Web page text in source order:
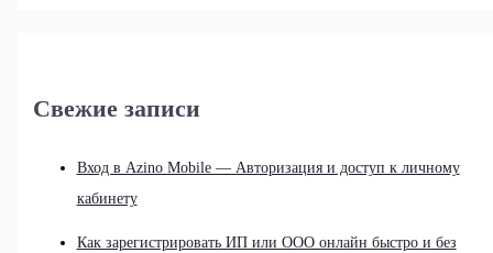
Свежие записи
Вход в Azino Mobile — Авторизация и доступ к личному
кабинету
Как зарегистрировать ИП или ООО онлайн быстро и без